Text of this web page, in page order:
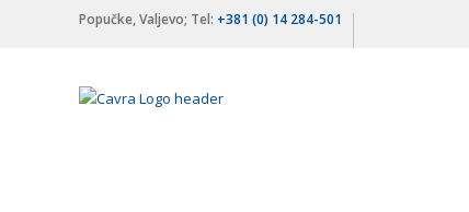
Popučke, Valjevo; Tel: +381 (0) 14 284-501
Čavra